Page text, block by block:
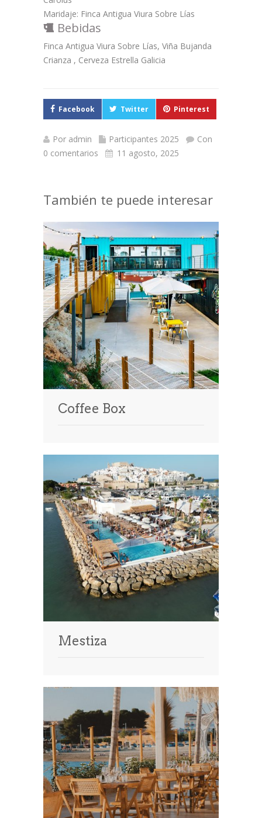
Maridaje: Finca Antigua Viura Sobre Lías
Bebidas
Finca Antigua Viura Sobre Lías, Viña Bujanda
Crianza , Cerveza Estrella Galicia
Facebook Twitter Pinterest
Por admin Participantes 2025
Con
0 comentarios
11 agosto, 2025
También te puede interesar
Coffee Box
Mestiza